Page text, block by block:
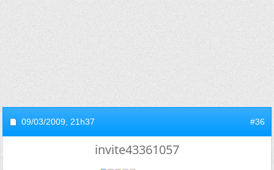
09/03/2009, 21h37 #36
invite43361057